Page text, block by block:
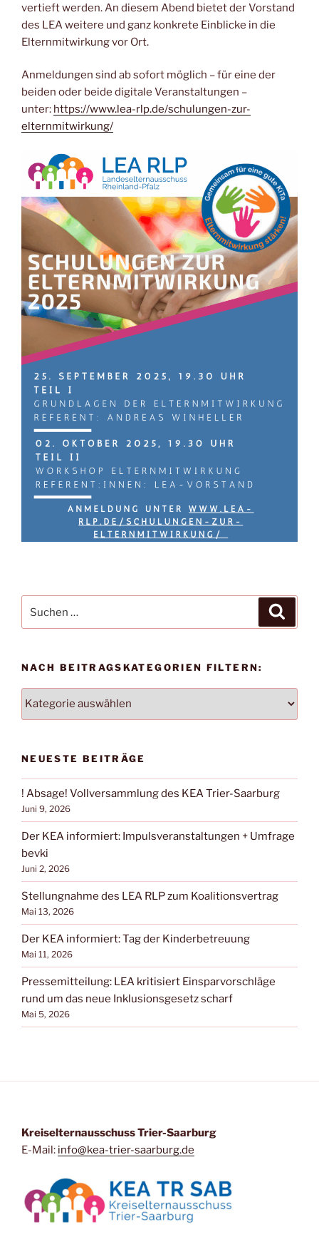
vertieft werden. An diesem Abend bietet der Vorstand
des LEA weitere und ganz konkrete Einblicke in die
Elternmitwirkung vor Ort.
Anmeldungen sind ab sofort möglich – für eine der
beiden oder beide digitale Veranstaltungen –
unter: https://www.lea-rlp.de/schulungen-zur-
elternmitwirkung/
nach:
NACH BEITRAGSKATEGORIEN FILTERN:
BEITRAGSKATEGORIEN
NEUESTE BEITRÄGE
! Absage! Vollversammlung des KEA Trier-Saarburg
Juni 9, 2026
Der KEA informiert: Impulsveranstaltungen + Umfrage
bevki
Juni 2, 2026
Stellungnahme des LEA RLP zum Koalitionsvertrag
Mai 13, 2026
Der KEA informiert: Tag der Kinderbetreuung
Mai 11, 2026
Pressemitteilung: LEA kritisiert Einsparvorschläge
rund um das neue Inklusionsgesetz scharf
Mai 5, 2026
Kreiselternausschuss Trier-Saarburg
E-Mail: info@kea-trier-saarburg.de